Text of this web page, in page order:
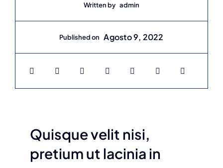
Written by admin
Published on Agosto 9, 2022
Quisque velit nisi,
pretium ut lacinia in